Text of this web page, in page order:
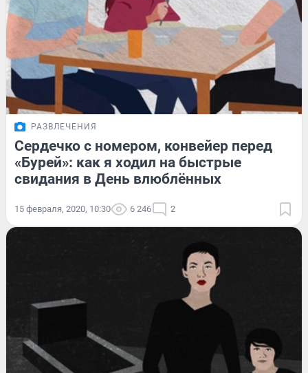
РАЗВЛЕЧЕНИЯ
Сердечко с номером, конвейер перед
«Бурей»: как я ходил на быстрые
свидания в День влюблённых
15 февраля, 2020, 10:30 6 246 2